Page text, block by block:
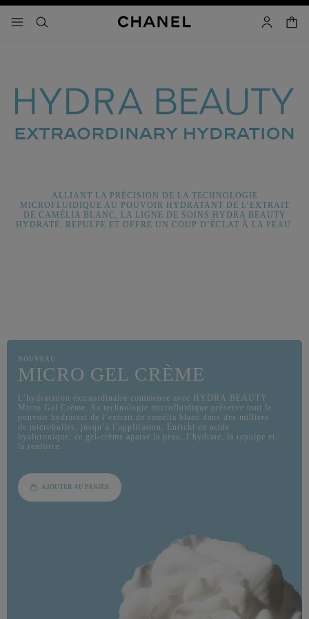
menu principal de navigation
- navigation principale
rechercher mon
panier
ALLIANT LA PRÉCISION DE LA TECHNOLOGIE
MICROFLUIDIQUE AU POUVOIR HYDRATANT DE L’EXTRAIT
DE CAMÉLIA BLANC, LA LIGNE DE SOINS HYDRA BEAUTY
HYDRATE, REPULPE ET OFFRE UN COUP D’ÉCLAT À LA PEAU.
NOUVEAU
MICRO GEL CRÈME
L’hydratation extraordinaire commence avec HYDRA BEAUTY
Micro Gel Crème. Sa technologie microfluidique préserve tout le
pouvoir hydratant de l’extrait de camélia blanc dans des milliers
de microbulles, jusqu’à l’application. Enrichi en acide
hyaluronique, ce gel-crème apaise la peau, l’hydrate, la repulpe et
la renforce.
AJOUTER AU PANIER